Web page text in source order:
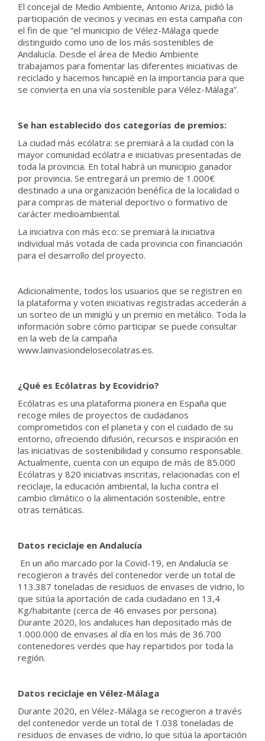
El concejal de Medio Ambiente, Antonio Ariza, pidió la
participación de vecinos y vecinas en esta campaña con
el fin de que “el municipio de Vélez-Málaga quede
distinguido como uno de los más sostenibles de
Andalucía. Desde el área de Medio Ambiente
trabajamos para fomentar las diferentes iniciativas de
reciclado y hacemos hincapié en la importancia para que
se convierta en una vía sostenible para Vélez-Málaga”.
Se han establecido dos categorías de premios:
La ciudad más ecólatra: se premiará a la ciudad con la
mayor comunidad ecólatra e iniciativas presentadas de
toda la provincia. En total habrá un municipio ganador
por provincia. Se entregará un premio de 1.000€
destinado a una organización benéfica de la localidad o
para compras de material deportivo o formativo de
carácter medioambiental.
La iniciativa con más eco: se premiará la iniciativa
individual más votada de cada provincia con financiación
para el desarrollo del proyecto.
Adicionalmente, todos los usuarios que se registren en
la plataforma y voten iniciativas registradas accederán a
un sorteo de un miniglú y un premio en metálico. Toda la
información sobre cómo participar se puede consultar
en la web de la campaña
www.lainvasiondelosecolatras.es.
¿Qué es Ecólatras by Ecovidrio?
Ecólatras es una plataforma pionera en España que
recoge miles de proyectos de ciudadanos
comprometidos con el planeta y con el cuidado de su
entorno, ofreciendo difusión, recursos e inspiración en
las iniciativas de sostenibilidad y consumo responsable.
Actualmente, cuenta con un equipo de más de 85.000
Ecólatras y 820 iniciativas inscritas, relacionadas con el
reciclaje, la educación ambiental, la lucha contra el
cambio climático o la alimentación sostenible, entre
otras temáticas.
Datos reciclaje en Andalucía
En un año marcado por la Covid-19, en Andalucía se
recogieron a través del contenedor verde un total de
113.387 toneladas de residuos de envases de vidrio, lo
que sitúa la aportación de cada ciudadano en 13,4
Kg/habitante (cerca de 46 envases por persona).
Durante 2020, los andaluces han depositado más de
1.000.000 de envases al día en los más de 36.700
contenedores verdes que hay repartidos por toda la
región.
Datos reciclaje en Vélez-Málaga
Durante 2020, en Vélez-Málaga se recogieron a través
del contenedor verde un total de 1.038 toneladas de
residuos de envases de vidrio, lo que sitúa la aportación